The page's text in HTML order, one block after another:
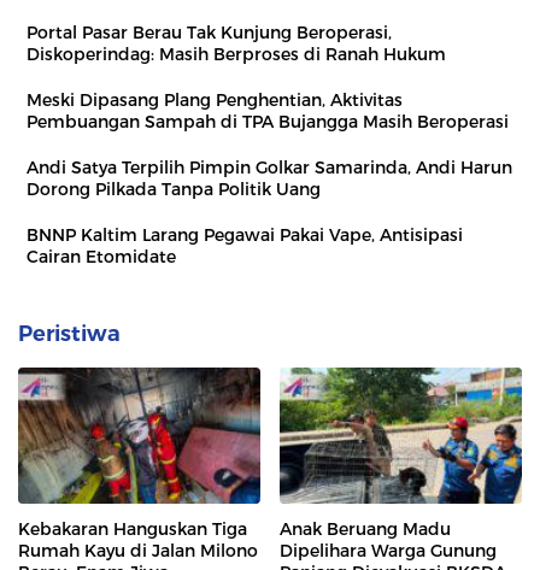
Portal Pasar Berau Tak Kunjung Beroperasi,
Diskoperindag: Masih Berproses di Ranah Hukum
Meski Dipasang Plang Penghentian, Aktivitas
Pembuangan Sampah di TPA Bujangga Masih Beroperasi
Andi Satya Terpilih Pimpin Golkar Samarinda, Andi Harun
Dorong Pilkada Tanpa Politik Uang
BNNP Kaltim Larang Pegawai Pakai Vape, Antisipasi
Cairan Etomidate
Peristiwa
Kebakaran Hanguskan Tiga
Rumah Kayu di Jalan Milono
Anak Beruang Madu
Dipelihara Warga Gunung